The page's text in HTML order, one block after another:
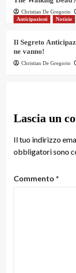
Christian De Gregorio
Anticipazioni
Notizie
Il Segreto
ne vanno!
Christian De Gregorio
Lascia un
Il tuo indirizzo
obbligatori sono
Commento *